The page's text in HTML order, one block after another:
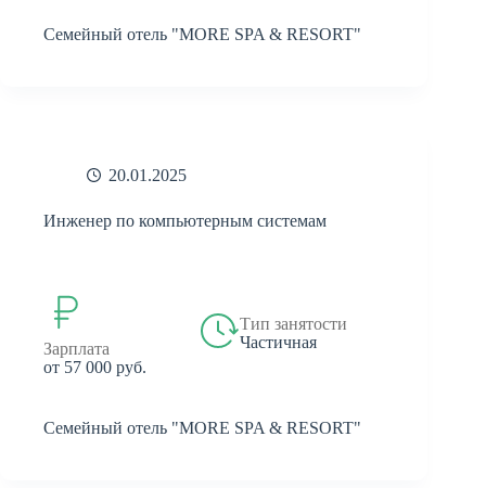
Семейный отель "MORE SPA & RESORT"
20.01.2025
Инженер по компьютерным системам
Зарплата
от 57 000 руб.
Тип занятости
Частичная
Семейный отель "MORE SPA & RESORT"